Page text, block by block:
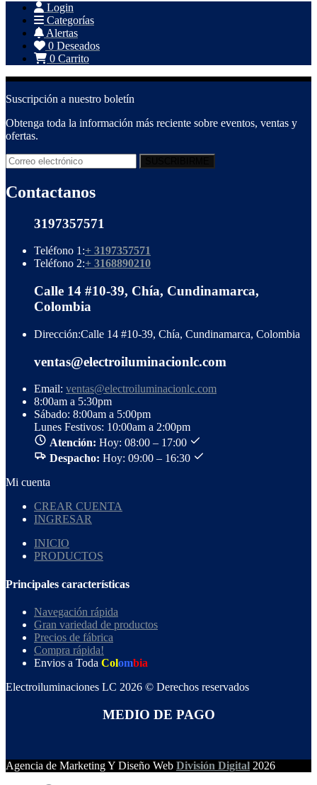
Login
Categorías
Alertas
0 Deseados
0 Carrito
Suscripción a nuestro boletín
Obtenga toda la información más reciente sobre eventos, ventas y
ofertas.
Contactanos
3197357571
Teléfono 1:+ 3197357571
Teléfono 2:+ 3168890210
Calle 14 #10-39, Chía, Cundinamarca,
Colombia
Dirección:Calle 14 #10-39, Chía, Cundinamarca, Colombia
ventas@electroiluminacionlc.com
Email: ventas@electroiluminacionlc.com
8:00am a 5:30pm
Sábado: 8:00am a 5:00pm
Lunes Festivos: 10:00am a 2:00pm
Atención: Hoy: 08:00 – 17:00
Despacho: Hoy: 09:00 – 16:30
Mi cuenta
CREAR CUENTA
INGRESAR
INICIO
PRODUCTOS
Principales características
Navegación rápida
Gran variedad de productos
Precios de fábrica
Compra rápida!
Envios a Toda Colombia
Electroiluminaciones LC 2026 © Derechos reservados
MEDIO DE PAGO
Agencia de Marketing Y Diseño Web División Digital 2026